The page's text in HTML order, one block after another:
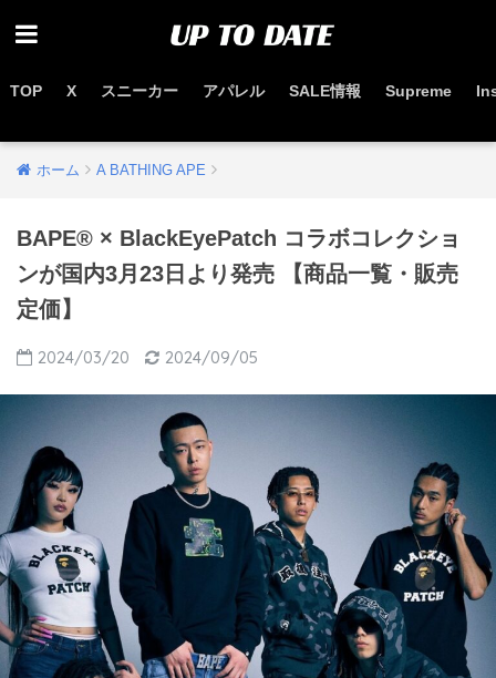
TOP X スニーカー アパレル SALE情報 Supreme
ホーム A BATHING APE
BAPE®︎ × BlackEyePatch コラボコレクショ
ンが国内3月23日より発売 【商品一覧・販売
定価】
2024/03/20 2024/09/05